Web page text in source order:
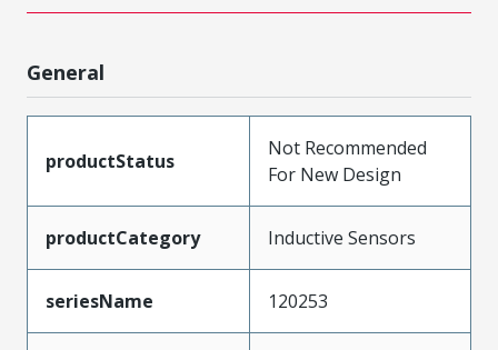
General
productStatus
Not Recommended
For New Design
productCategory Inductive Sensors
seriesName 120253